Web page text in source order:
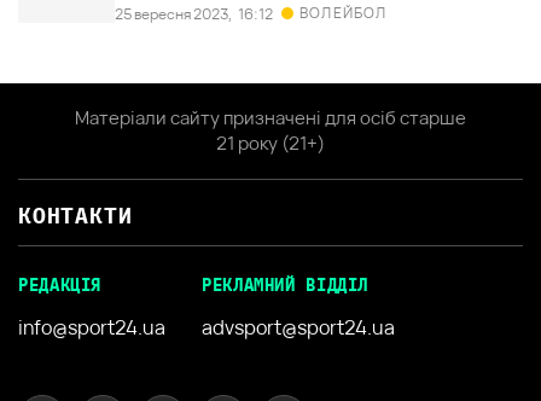
25 вересня 2023, 16:12 ВОЛЕЙБОЛ
Матеріали сайту призначені для осіб старше
21 року (21+)
КОНТАКТИ
РЕДАКЦІЯ
info@sport24.ua
РЕКЛАМНИЙ ВІДДІЛ
advsport@sport24.ua